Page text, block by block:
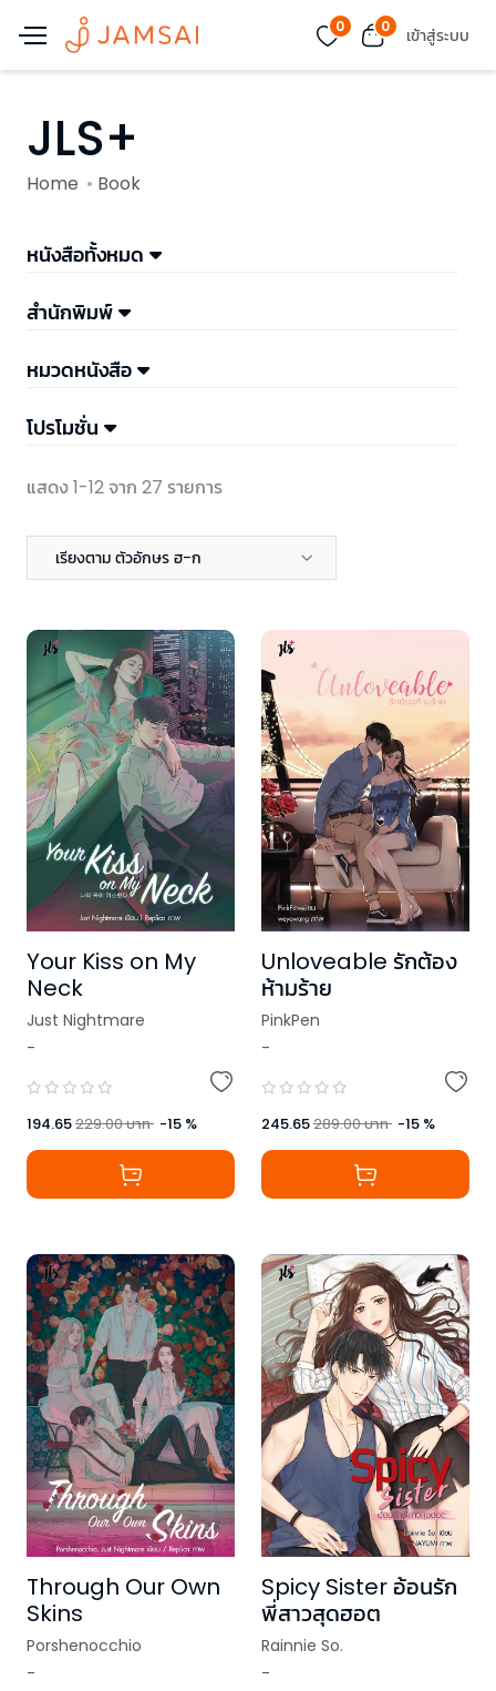
0 0 เข้าสู่ระบบ
JLS+
Home Book
หนังสือทั้งหมด
สำนักพิมพ์
หมวดหนังสือ
โปรโมชั่น
แสดง 1-12 จาก 27 รายการ
เรียงตาม ตัวอักษร ฮ-ก
Your Kiss on My
Neck
Just Nightmare
-
194.65229.00บาท -15 %
Unloveable รักต้อง
ห้ามร้าย
PinkPen
-
245.65289.00บาท -15 %
Through Our Own
Skins
Porshenocchio
,
-
Spicy Sister อ้อนรัก
พี่สาวสุดฮอต
Rainnie So.
-